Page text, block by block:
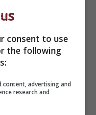
ad avere il varco
giunge in
consent to use
the following
content, advertising and
research and